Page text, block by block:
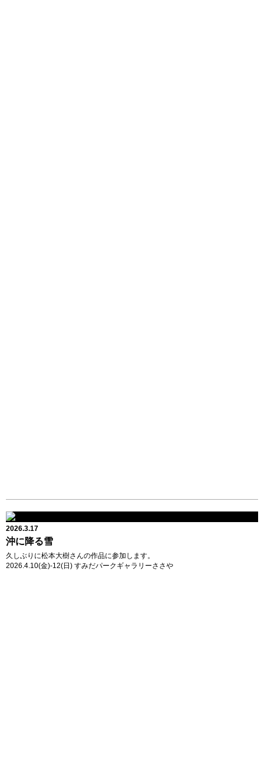
2026.3.17
沖に降る雪
久しぶりに松本大樹さんの作品に参加します。
2026.4.10(金)-12(日) すみだパークギャラリーささや